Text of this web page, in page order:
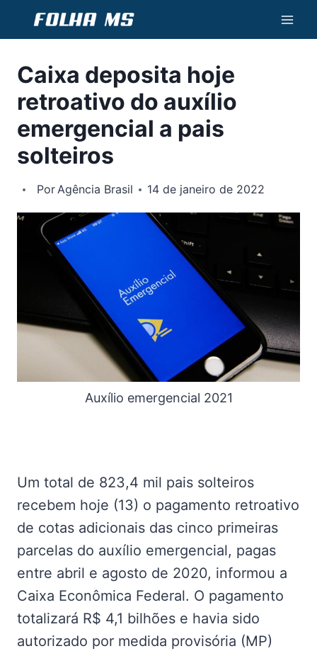
Conteúdo
Caixa deposita hoje
retroativo do auxílio
emergencial a pais
solteiros
PorAgência Brasil 14 de janeiro de 2022
Auxílio emergencial 2021
Um total de 823,4 mil pais solteiros
recebem hoje (13) o pagamento retroativo
de cotas adicionais das cinco primeiras
parcelas do auxílio emergencial, pagas
entre abril e agosto de 2020, informou a
Caixa Econômica Federal. O pagamento
totalizará R$ 4,1 bilhões e havia sido
autorizado por medida provisória (MP)